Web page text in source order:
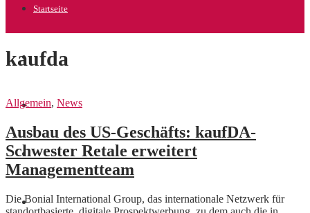
Startseite
Allgemein
Startups
News
Finanzen
kaufda
Allgemein, News
Ausbau des US-Geschäfts: kaufDA-
Schwester Retale erweitert
Managementteam
Die Bonial International Group, das internationale Netzwerk für